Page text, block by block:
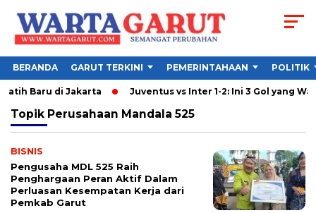
BERANDA GARUT TERKINI PEMERINTAHAAN POLITIK
Baru di Jakarta Juventus vs Inter 1-2: Ini 3 Gol yang
Topik Perusahaan Mandala 525
BISNIS
Pengusaha MDL 525 Raih
Penghargaan Peran Aktif Dalam
Perluasan Kesempatan Kerja dari
Pemkab Garut